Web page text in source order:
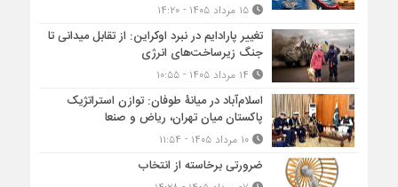
۱۵ مرداد ۱۴۰۵ - ۱۴:۲۰
تغییر پارادایم در نبرد اوکراین: از تقابل میدانی تا
جنگ زیرساخت‌های انرژی
اسلام‌آباد در میانۀ طوفان: توازن استراتژیک
پاکستان میان تهران، ریاض و صنعا
۱۰ مرداد ۱۴۰۵ - ۱۱:۵۴
ضرورتی برخاسته از انتخاب